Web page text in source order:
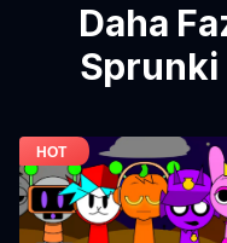
Daha
Sprunki